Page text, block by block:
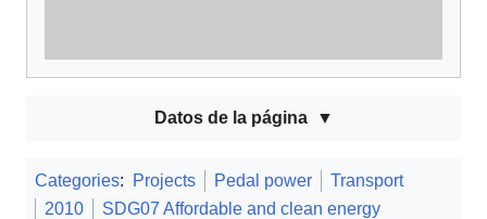
Datos de la página
Categories: Projects Pedal power
Transport
2010
SDG07 Affordable and clean energy